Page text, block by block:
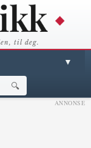
til deg.
▼
🔍
ANNONSE